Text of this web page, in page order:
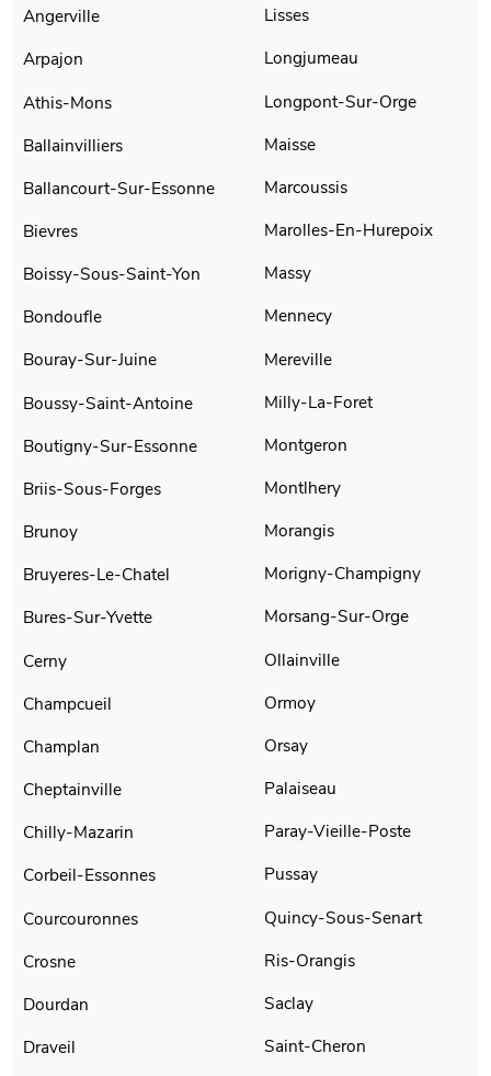
Angerville
Arpajon
Athis-Mons
Ballainvilliers
Ballancourt-Sur-Essonne
Bievres
Boissy-Sous-Saint-Yon
Bondoufle
Bouray-Sur-Juine
Boussy-Saint-Antoine
Boutigny-Sur-Essonne
Briis-Sous-Forges
Brunoy
Bruyeres-Le-Chatel
Bures-Sur-Yvette
Cerny
Champcueil
Champlan
Cheptainville
Chilly-Mazarin
Corbeil-Essonnes
Courcouronnes
Crosne
Dourdan
Draveil
Lisses
Longjumeau
Longpont-Sur-Orge
Maisse
Marcoussis
Marolles-En-Hurepoix
Massy
Mennecy
Mereville
Milly-La-Foret
Montgeron
Montlhery
Morangis
Morigny-Champigny
Morsang-Sur-Orge
Ollainville
Ormoy
Orsay
Palaiseau
Paray-Vieille-Poste
Pussay
Quincy-Sous-Senart
Ris-Orangis
Saclay
Saint-Cheron